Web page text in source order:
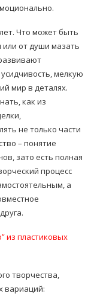
Что может быть
или от души мазать
мелкую
мир в деталях.
как из
не только части
– понятие
зато есть полная
процесс
а
из пластиковых
творчества,
вариаций: